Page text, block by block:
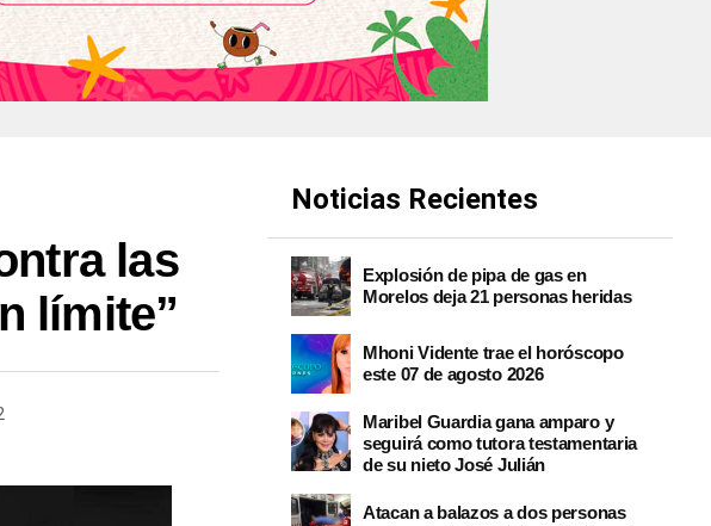
las
límite”
Noticias Recientes
Explosión de pipa de gas en
Morelos deja 21 personas heridas
Mhoni Vidente trae el horóscopo
este 07 de agosto 2026
Maribel Guardia gana amparo y
seguirá como tutora testamentaria
de su nieto José Julián
Atacan a balazos a dos personas